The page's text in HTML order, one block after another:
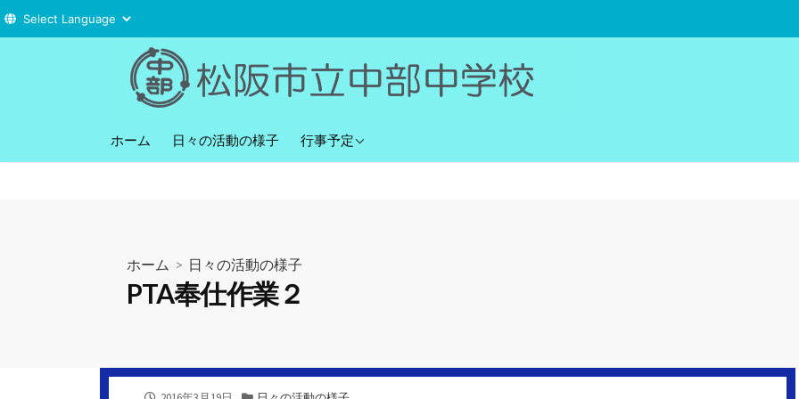
へ
ホーム 日々の活動の様子 行事予定
直近の行事予定
ホーム > 日々の活動の様子
PTA奉仕作業２
公
カ